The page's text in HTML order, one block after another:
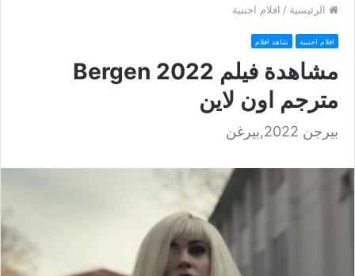
الرئيسية / افلام اجنبية
افلام اجنبية شاهد افلام
مشاهدة فيلم Bergen 2022
مترجم اون لاين
بيرجن 2022,بيرغن